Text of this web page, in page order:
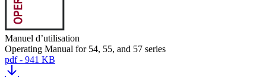
Manuel d’utilisation
Operating Manual for 54, 55, and 57 series
pdf - 941 KB